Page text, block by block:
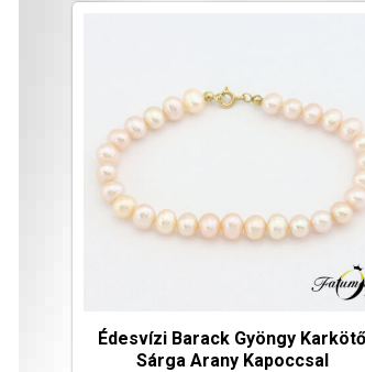
Édesvízi Barack Gyöngy Karkötő
Sárga Arany Kapoccsal